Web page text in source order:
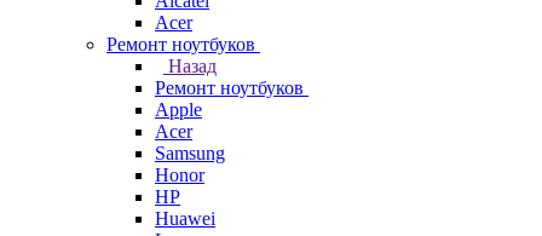
Acer
Ремонт ноутбуков
Назад
Ремонт ноутбуков
Apple
Acer
Samsung
Honor
HP
Huawei